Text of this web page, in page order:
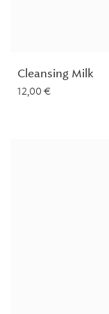
Cleansing Milk
12,00 €